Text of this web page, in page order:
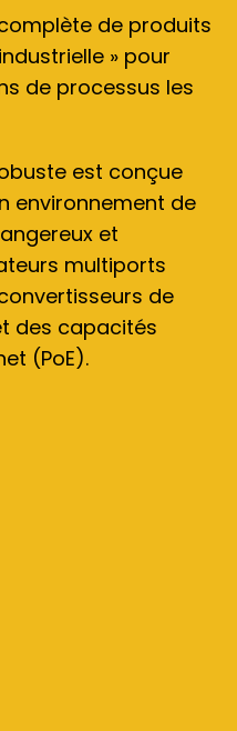
de produits
» pour
de processus les
est conçue
environnement de
et
multiports
de
des capacités
(PoE).